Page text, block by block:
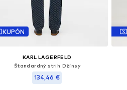
KUPÓN
KARL LAGERFELD
Štandardný strih Džínsy
134,46 €